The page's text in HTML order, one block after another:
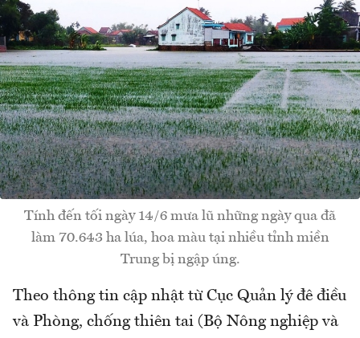
Tính đến tối ngày 14/6 mưa lũ những ngày qua đã
làm 70.643 ha lúa, hoa màu tại nhiều tỉnh miền
Trung bị ngập úng.
Theo thông tin cập nhật từ Cục Quản lý đê điều
và Phòng, chống thiên tai (Bộ Nông nghiệp và